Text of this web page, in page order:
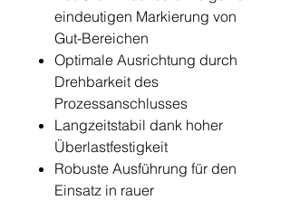
eindeutigen Markierung von
Gut-Bereichen
Optimale Ausrichtung durch
Drehbarkeit des
Prozessanschlusses
Langzeitstabil dank hoher
Überlastfestigkeit
Robuste Ausführung für den
Einsatz in rauer